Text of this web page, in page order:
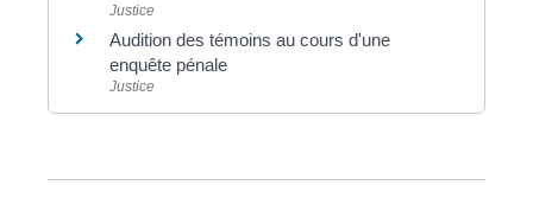
Justice
Audition des témoins au cours d'une
enquête pénale
Justice